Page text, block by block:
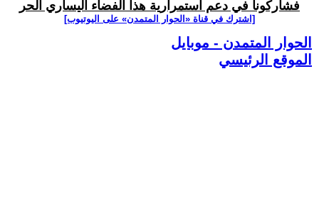
فشاركونا في دعم استمرارية هذا الفضاء اليساري الحر
[اشترك في قناة ‫«الحوار المتمدن» على اليوتيوب]
الحوار المتمدن - موبايل
الموقع الرئيسي